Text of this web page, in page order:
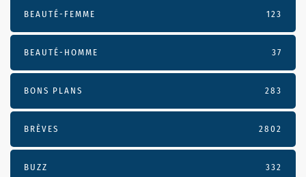
BEAUTÉ-FEMME 123
BEAUTÉ-HOMME 37
BONS PLANS 283
BRÈVES 2802
BUZZ 332